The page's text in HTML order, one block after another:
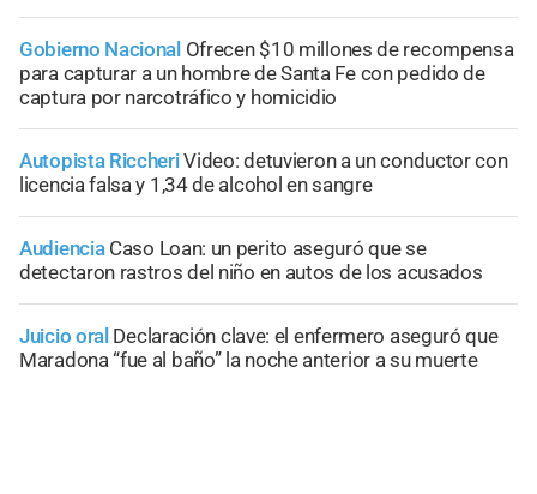
Gobierno Nacional Ofrecen $10 millones de recompensa
para capturar a un hombre de Santa Fe con pedido de
captura por narcotráfico y homicidio
Autopista RiccheriVideo: detuvieron a un conductor con
licencia falsa y 1,34 de alcohol en sangre
Audiencia Caso Loan: un perito aseguró que se
detectaron rastros del niño en autos de los acusados
Juicio oral Declaración clave: el enfermero aseguró que
Maradona “fue al baño” la noche anterior a su muerte